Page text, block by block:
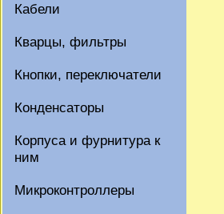
Кабели
Кварцы, фильтры
Кнопки, переключатели
Конденсаторы
Корпуса и фурнитура к
ним
Микроконтроллеры